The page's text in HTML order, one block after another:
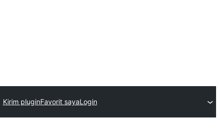
Kirim pluginFavorit sayaLogin